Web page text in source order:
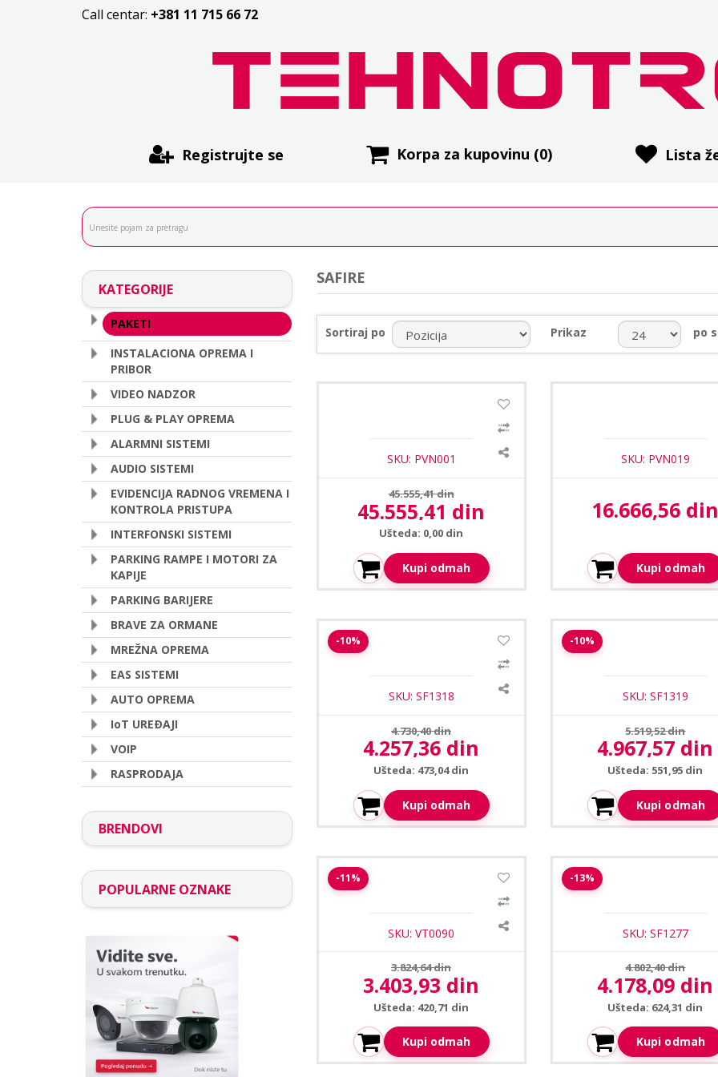
Call centar: +381 11 715 66 72
Registrujte se Korpa za kupovinu (0) Lista
KATEGORIJE
PAKETI
INSTALACIONA OPREMA I
PRIBOR
VIDEO NADZOR
PLUG & PLAY OPREMA
ALARMNI SISTEMI
AUDIO SISTEMI
EVIDENCIJA RADNOG VREMENA I
KONTROLA PRISTUPA
INTERFONSKI SISTEMI
PARKING RAMPE I MOTORI ZA
KAPIJE
PARKING BARIJERE
BRAVE ZA ORMANE
MREŽNA OPREMA
EAS SISTEMI
AUTO OPREMA
IoT UREÐAJI
VOIP
RASPRODAJA
BRENDOVI
POPULARNE OZNAKE
SAFIRE
Sortiraj po Prikaz po
Paket video nadzora HD SET 01
SKU: PVN001
Prethodna cena:
45.555,41 din
Aktuelna cena:
45.555,41 din
Ušteda: 0,00 din
Kupi odmah
Paket video nadzora HD
SKU: PVN019
Aktuelna cena:
16.666,56 din
Kupi odmah
-10%Safire SF-CABINETLOCK-FK-
PUBLIC pametna brava za
SKU: SF1318
Prethodna cena:
4.730,40 din
Aktuelna cena:
4.257,36 din
Ušteda: 473,04 din
Kupi odmah
-10%
Safire SF-CABINETLOCK-
pametna brava za
SKU: SF1319
Prethodna cena:
5.519,52 din
Aktuelna cena:
4.967,57 din
Ušteda: 551,95 din
Kupi odmah
-11%
Elektroprihvatnik YS-132NC FAIL-
SKU: VT0090
Prethodna cena:
3.824,64 din
Aktuelna cena:
3.403,93 din
Ušteda: 420,71 din
Kupi odmah
-13%
Safire SF-AC1101MF-WR
SKU: SF1277
Prethodna cena:
4.802,40 din
Aktuelna cena:
4.178,09 din
Ušteda: 624,31 din
Kupi odmah